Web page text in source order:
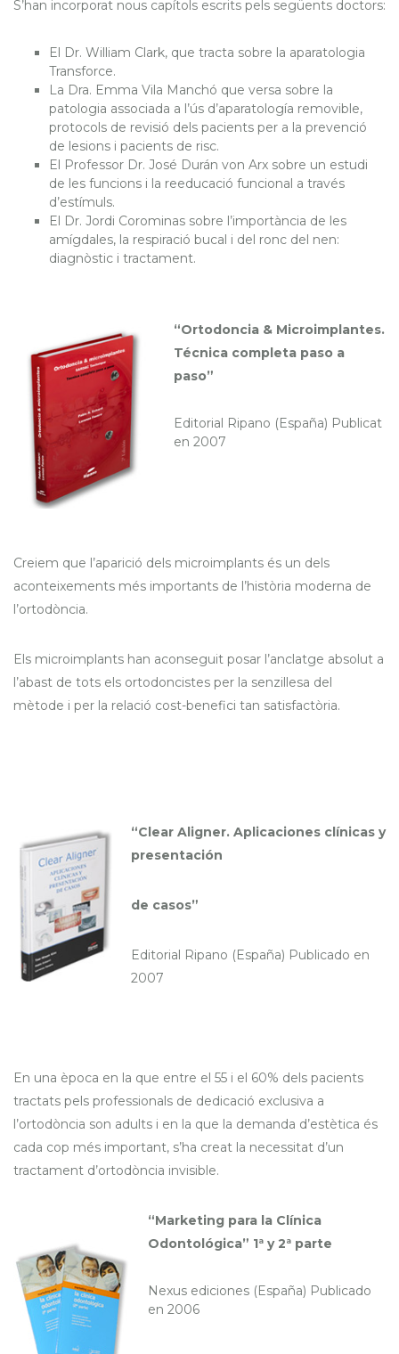
S’han incorporat nous capítols escrits pels següents doctors:
El Dr. William Clark, que tracta sobre la aparatologia
Transforce.
La Dra. Emma Vila Manchó que versa sobre la
patologia associada a l’ús d’aparatología removible,
protocols de revisió dels pacients per a la prevenció
de lesions i pacients de risc.
El Professor Dr. José Durán von Arx sobre un estudi
de les funcions i la reeducació funcional a través
d’estímuls.
El Dr. Jordi Corominas sobre l’importància de les
amígdales, la respiració bucal i del ronc del nen:
diagnòstic i tractament.
“Ortodoncia & Microimplantes.
Técnica completa paso a
paso”
Editorial Ripano (España) Publicat
en 2007
Creiem que l’aparició dels microimplants és un dels
aconteixements més importants de l’història moderna de
l’ortodòncia.
Els microimplants han aconseguit posar l’anclatge absolut a
l’abast de tots els ortodoncistes per la senzillesa del
mètode i per la relació cost-benefici tan satisfactòria.
“Clear Aligner. Aplicaciones clínicas y
presentación
de casos”
Editorial Ripano (España) Publicado en
2007
En una època en la que entre el 55 i el 60% dels pacients
tractats pels professionals de dedicació exclusiva a
l’ortodòncia son adults i en la que la demanda d’estètica és
cada cop més important, s’ha creat la necessitat d’un
tractament d’ortodòncia invisible.
“Marketing para la Clínica
Odontológica” 1ª y 2ª parte
Nexus ediciones (España) Publicado
en 2006